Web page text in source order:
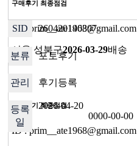
구매후기 최종점검
ID : prim__ate1968@gmail.com
서울 성북구2026-03-29배송
260420140307
포토후기
구매후기 최종점검
ID : prim__ate1968@gmail.com
후기등록
2026-04-20
0000-00-00